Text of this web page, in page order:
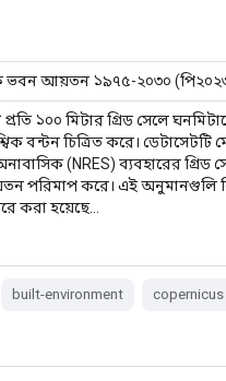
ভবন আয়তন ১৯৭৫-২০৩০
১০০ মিটার গ্রিড সেলে
বন্টন চিত্রিত করে। ডেটাসেটটি
(NRES) ব্যবহারের গ্রিড
পরিমাপ করে। এই অনুমানগুলি
করা হয়েছে…
built-environment copernicus